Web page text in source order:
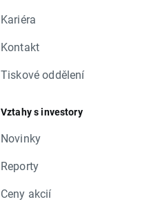
Kariéra
Kontakt
Tiskové oddělení
Vztahy s investory
Novinky
Reporty
Ceny akcií